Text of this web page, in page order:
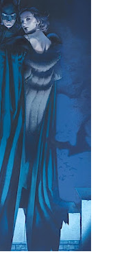
Marlowe découvre une ville qu’il
peur et le rigorisme de la Ligue,
La Dame d...